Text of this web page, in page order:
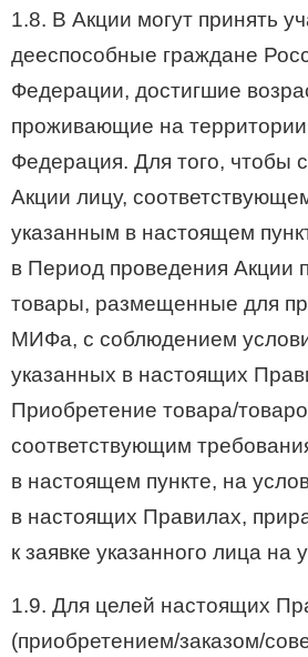
1.8. В Акции могут принять
дееспособные граждане
Федерации, достигшие
проживающие на территории
Федерация. Для того, чтобы
Акции лицу,
указанным в настоящем
в Период проведения Акции
товары, размещенные для
МИФа, с соблюдением
указанных в настоящих
Приобретение товара/
соответствующим
в настоящем пункте, на
в настоящих Правилах,
к заявке указанного лица на
1.9. Для целей настоящих
(приобретением/заказом/